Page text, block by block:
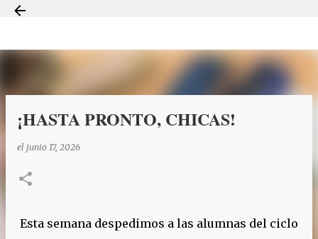
¡HASTA PRONTO, CHICAS!
el junio 17, 2026
Esta semana despedimos a las alumnas del ciclo